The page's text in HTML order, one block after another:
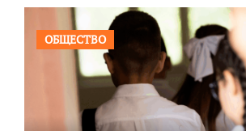
ОБЩЕСТВО